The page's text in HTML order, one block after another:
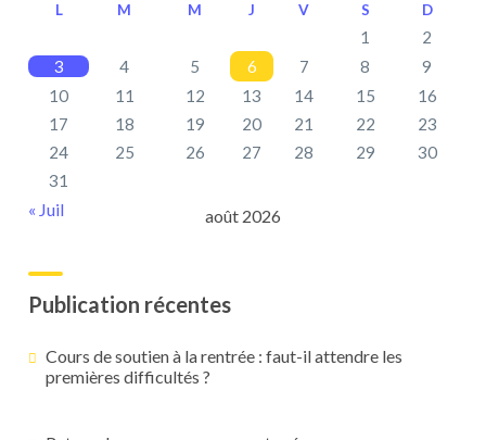
août 2026
L M M J V S D
1
2
3
4 5 6 7 8
9
10
11 12 13 14 15
16
17
18 19 20 21 22
23
24
25 26 27 28 29
30
31
« Juil
Publication récentes
Cours de soutien à la rentrée : faut-il attendre les
premières difficultés ?